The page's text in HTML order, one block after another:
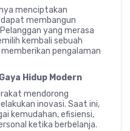
menciptakan
membangun
yang merasa
kembali sebuah
pengalaman
Hidup Modern
mendorong
inovasi. Saat ini,
kemudahan, efisiensi,
ketika berbelanja.